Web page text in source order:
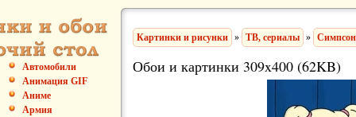
Автомобили
Анимация GIF
Аниме
Армия
Картинки и рисунки » ТВ, сериалы »
Обои и картинки 309x400 (62KB)